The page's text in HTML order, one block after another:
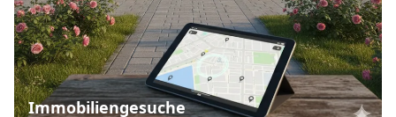
Immobiliengesuche